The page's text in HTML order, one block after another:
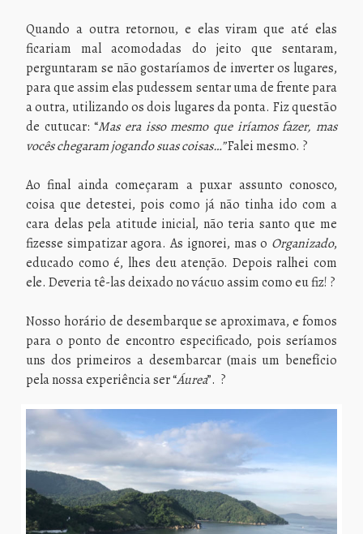
Quando a outra retornou, e elas viram que até elas
ficariam mal acomodadas do jeito que sentaram,
perguntaram se não gostaríamos de inverter os lugares,
para que assim elas pudessem sentar uma de frente para
a outra, utilizando os dois lugares da ponta. Fiz questão
de cutucar: “Mas era isso mesmo que iríamos fazer, mas
vocês chegaram jogando suas coisas…”Falei mesmo. ?
Ao final ainda começaram a puxar assunto conosco,
coisa que detestei, pois como já não tinha ido com a
cara delas pela atitude inicial, não teria santo que me
fizesse simpatizar agora. As ignorei, mas o Organizado,
educado como é, lhes deu atenção. Depois ralhei com
ele. Deveria tê-las deixado no vácuo assim como eu fiz! ?
Nosso horário de desembarque se aproximava, e fomos
para o ponto de encontro especificado, pois seríamos
uns dos primeiros a desembarcar (mais um benefício
pela nossa experiência ser “Áurea”. ?